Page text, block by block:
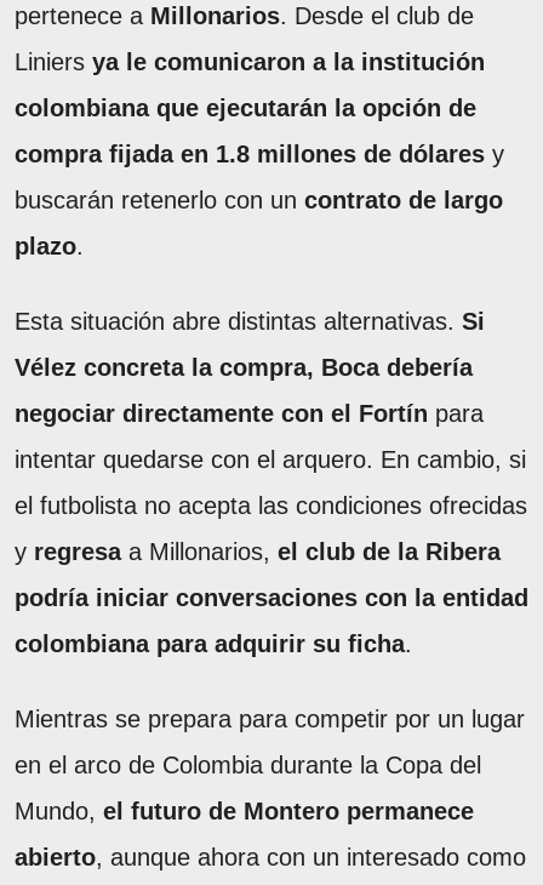
pertenece a Millonarios. Desde el club de
Liniers ya le comunicaron a la institución
colombiana que ejecutarán la opción de
compra fijada en 1.8 millones de dólares y
buscarán retenerlo con un contrato de largo
plazo.
Esta situación abre distintas alternativas. Si
Vélez concreta la compra, Boca debería
negociar directamente con el Fortín para
intentar quedarse con el arquero. En cambio, si
el futbolista no acepta las condiciones ofrecidas
y regresaa Millonarios, el club de la Ribera
podría iniciar conversaciones con la entidad
colombiana para adquirir su ficha.
Mientras se prepara para competir por un lugar
en el arco de Colombia durante la Copa del
Mundo, el futuro de Montero permanece
abierto, aunque ahora con un interesado como